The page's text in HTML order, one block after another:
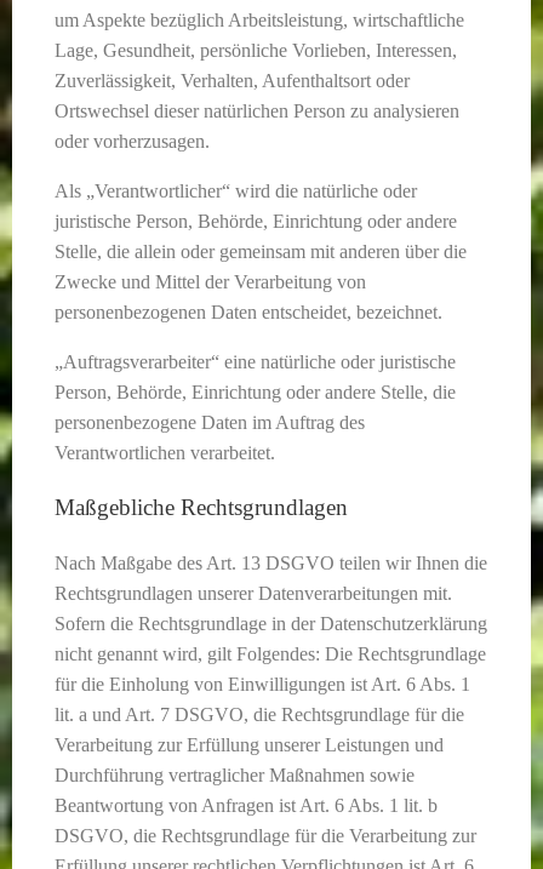
um Aspekte bezüglich Arbeitsleistung, wirtschaftliche
Lage, Gesundheit, persönliche Vorlieben, Interessen,
Zuverlässigkeit, Verhalten, Aufenthaltsort oder
Ortswechsel dieser natürlichen Person zu analysieren
oder vorherzusagen.
Als „Verantwortlicher“ wird die natürliche oder
juristische Person, Behörde, Einrichtung oder andere
Stelle, die allein oder gemeinsam mit anderen über die
Zwecke und Mittel der Verarbeitung von
personenbezogenen Daten entscheidet, bezeichnet.
„Auftragsverarbeiter“ eine natürliche oder juristische
Person, Behörde, Einrichtung oder andere Stelle, die
personenbezogene Daten im Auftrag des
Verantwortlichen verarbeitet.
Maßgebliche Rechtsgrundlagen
Nach Maßgabe des Art. 13 DSGVO teilen wir Ihnen die
Rechtsgrundlagen unserer Datenverarbeitungen mit.
Sofern die Rechtsgrundlage in der Datenschutzerklärung
nicht genannt wird, gilt Folgendes: Die Rechtsgrundlage
für die Einholung von Einwilligungen ist Art. 6 Abs. 1
lit. a und Art. 7 DSGVO, die Rechtsgrundlage für die
Verarbeitung zur Erfüllung unserer Leistungen und
Durchführung vertraglicher Maßnahmen sowie
Beantwortung von Anfragen ist Art. 6 Abs. 1 lit. b
DSGVO, die Rechtsgrundlage für die Verarbeitung zur